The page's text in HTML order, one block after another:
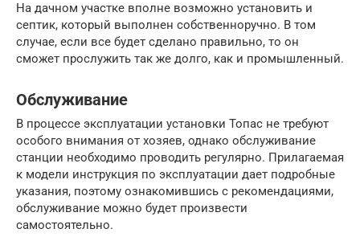
На дачном участке вполне возможно установить и
септик, который выполнен собственноручно. В том
случае, если все будет сделано правильно, то он
сможет прослужить так же долго, как и промышленный.
Обслуживание
В процессе эксплуатации установки Топас не требуют
особого внимания от хозяев, однако обслуживание
станции необходимо проводить регулярно. Прилагаемая
к модели инструкция по эксплуатации дает подробные
указания, поэтому ознакомившись с рекомендациями,
обслуживание можно будет произвести
самостоятельно.